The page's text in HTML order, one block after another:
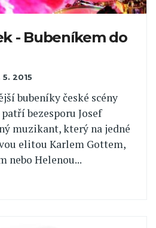
- Bubeníkem do
5. 2015
bubeníky české scény
bezesporu Josef
muzikant, který na jedné
elitou Karlem Gottem,
nebo Helenou...